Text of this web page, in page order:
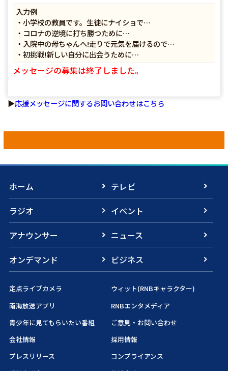
入力例
・小学校の教員です。生徒にナイショで…
・コロナの逆境に打ち勝つために…
・入院中の母ちゃんへ!走りで元気を届けるので…
・初挑戦!新しい自分に出会うために…
メッセージの募集は終了しました。
▶応援メッセージに関するお問い合わせはこちら
ホーム
テレビ
ラジオ
イベント
アナウンサー
ニュース
オンデマンド
ビジネス
定点ライブカメラ
ウィット(RNBキャラクター)
南海放送アプリ
RNBエンタメディア
青少年に見てもらいたい番組
ご意見・お問い合わせ
会社情報
採用情報
プレスリリース
コンプライアンス